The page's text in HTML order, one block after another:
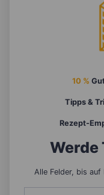
10 %
Tipps &
Rezept-
Werde
Alle Felder, bis auf